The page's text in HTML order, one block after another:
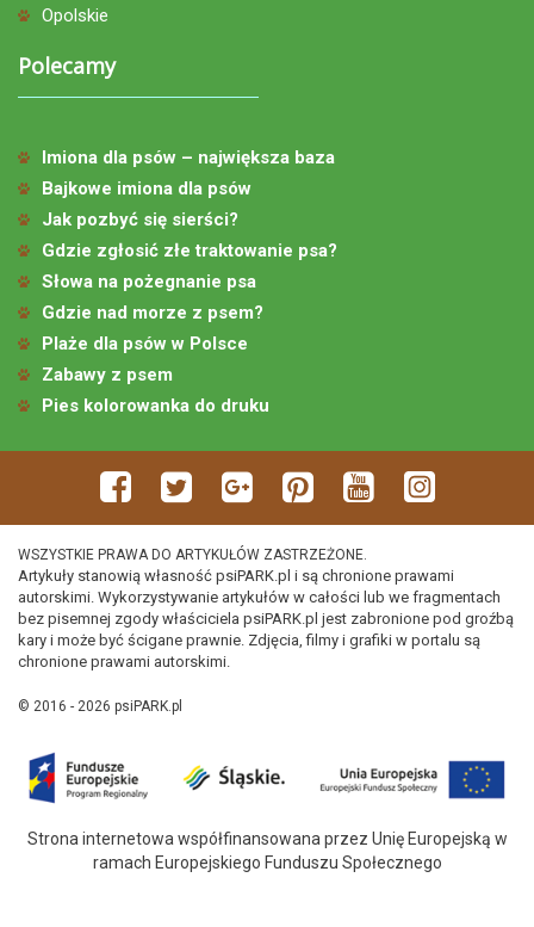
Opolskie
Polecamy
Imiona dla psów – największa baza
Bajkowe imiona dla psów
Jak pozbyć się sierści?
Gdzie zgłosić złe traktowanie psa?
Słowa na pożegnanie psa
Gdzie nad morze z psem?
Plaże dla psów w Polsce
Zabawy z psem
Pies kolorowanka do druku
WSZYSTKIE PRAWA DO ARTYKUŁÓW ZASTRZEŻONE.
Artykuły stanowią własność psiPARK.pl i są chronione prawami
autorskimi. Wykorzystywanie artykułów w całości lub we fragmentach
bez pisemnej zgody właściciela psiPARK.pl jest zabronione pod groźbą
kary i może być ścigane prawnie. Zdjęcia, filmy i grafiki w portalu są
chronione prawami autorskimi.
© 2016 - 2026 psiPARK.pl
Strona internetowa współfinansowana przez Unię Europejską w
ramach Europejskiego Funduszu Społecznego